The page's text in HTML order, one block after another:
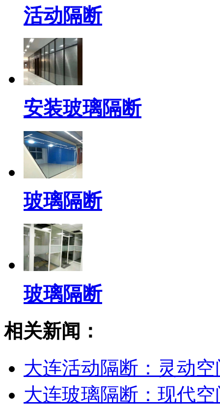
活动隔断
安装玻璃隔断
玻璃隔断
玻璃隔断
相关新闻：
大连活动隔断：灵动
大连玻璃隔断：现代